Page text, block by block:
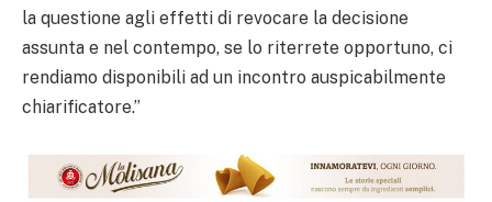
la questione agli effetti di revocare la decisione
assunta e nel contempo, se lo riterrete opportuno, ci
rendiamo disponibili ad un incontro auspicabilmente
chiarificatore.”